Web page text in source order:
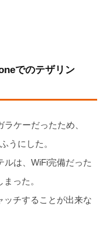
でのテザリン
ケーだったため、
うにした。
ルは、WiFi完備だった
った。
ッチすることが出来な